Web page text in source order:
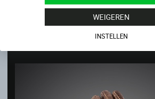
WEIGEREN
INSTELLEN